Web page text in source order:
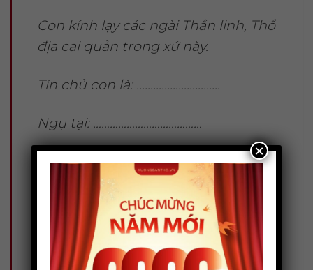
Con kính lạy các ngài Thần linh, Thổ
địa cai quản trong xứ này.
Tín chủ con là: …………………………
Ngụ tại: …………………………………
Hôm nay là ngày …… tháng …… năm
……, tín chủ con thành tâm sắm lễ,
quả cau lá trầu, hương hoa trà quả,
thắp nén tâm hương, dâng lên
trước án.
×